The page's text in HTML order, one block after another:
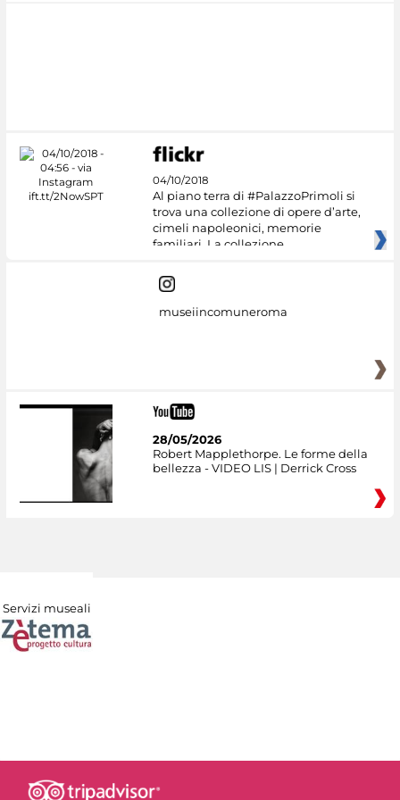
04/10/2018
Al piano terra di #PalazzoPrimoli si
trova una collezione di opere d’arte,
cimeli napoleonici, memorie
familiari. La collezione
museiincomuneroma
28/05/2026
Robert Mapplethorpe. Le forme della
bellezza - VIDEO LIS | Derrick Cross
Servizi museali